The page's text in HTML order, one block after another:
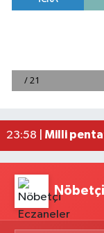
00:39 |
23:58 | Milli